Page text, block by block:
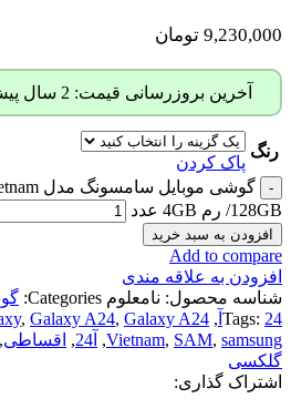
9,230,000 تومان
آخرین بروزرسانی قیمت: 2 سال پیش
رنگ
پاک کردن
128GB/ رم 4GB عدد
افزودن به سبد خرید
Add to compare
افزودن به علاقه مندی
شناسه محصول: نامعلوم Categories:
Tags: 24آ ,
, Galaxy A24, Galaxy A24
Vietnam, SAM, samsung
,
, اقساطی,
گلکسی
اشتراک گذاری: